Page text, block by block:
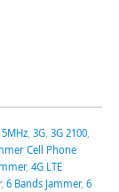
, 3G, 3G 2100,
Cell Phone
, 4G LTE
, 6 Bands Jammer, 6